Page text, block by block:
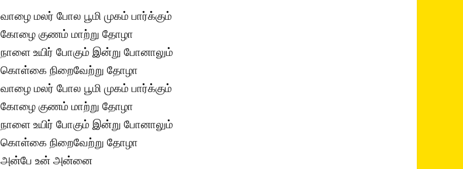
வாழை மலர் போல பூமி முகம் பார்க்கும்
கோழை குணம் மாற்று தோழா
நாளை உயிர் போகும் இன்று போனாலும்
கொள்கை நிறைவேற்று தோழா
வாழை மலர் போல பூமி முகம் பார்க்கும்
கோழை குணம் மாற்று தோழா
நாளை உயிர் போகும் இன்று போனாலும்
கொள்கை நிறைவேற்று தோழா
அன்பே உன் அன்னை